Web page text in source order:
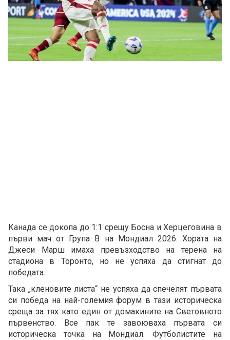
Канада се докопа до 1:1 срещу Босна и Херцеговина в
първи мач от Група В на Мондиал 2026. Хората на
Джеси Марш имаха превъзходство на терена на
стадиона в Торонто, но не успяха да стигнат до
победата.
Така „кленовите листа“ не успяха да спечелят първата
си победа на най-големия форум в тази историческа
среща за тях като един от домакините на Световното
първенство. Все пак те завоюваха първата си
историческа точка на Мондиал. Футболистите на